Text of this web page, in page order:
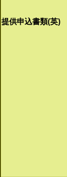
提供申込書類(英)